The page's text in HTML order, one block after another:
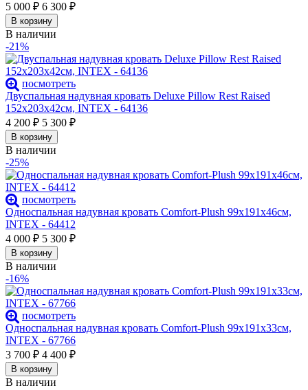
5 000 ₽ 6 300 ₽
В корзину
В наличии
-21%
посмотреть
Двуспальная надувная кровать Deluxe Pillow Rest Raised
152х203х42см, INTEX - 64136
4 200 ₽ 5 300 ₽
В корзину
В наличии
-25%
посмотреть
Односпальная надувная кровать Comfort-Plush 99х191х46см,
INTEX - 64412
4 000 ₽ 5 300 ₽
В корзину
В наличии
-16%
посмотреть
Односпальная надувная кровать Comfort-Plush 99х191х33см,
INTEX - 67766
3 700 ₽ 4 400 ₽
В корзину
В наличии